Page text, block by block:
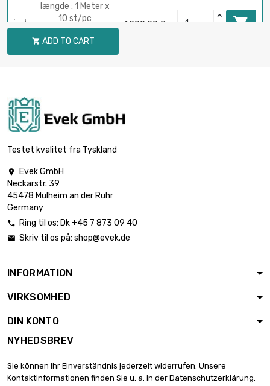
længde : 1 Meter x
10 st/pc
diameter : 24mm
(≈15/16 inch)
1.900,00 € 
længde : 1 Meter x 5
(≈1.023 inch)
længde : 1 Meter x
diameter : 27mm
5 st/pc
(≈1.1024 inch)
5 st/pc
(≈1.1811 inch)
længde : 1 Meter x
diameter : 32mm
(≈1.2598 inch)
1.688,88 €
 ADD TO CART
Testet kvalitet fra Tyskland

Evek GmbH
Neckarstr. 39
45478 Mülheim an der Ruhr
Germany
 Ring til os: Dk +45 7 873 09 40
 Skriv til os på: shop@evek.de
INFORMATION
VIRKSOMHED
DIN KONTO
NYHEDSBREV
Sie können Ihr Einverständnis jederzeit widerrufen. Unsere
Kontaktinformationen finden Sie u. a. in der Datenschutzerklärung.